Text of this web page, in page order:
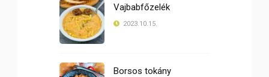
Vajbabfőzelék
2023.10.15.
Borsos tokány